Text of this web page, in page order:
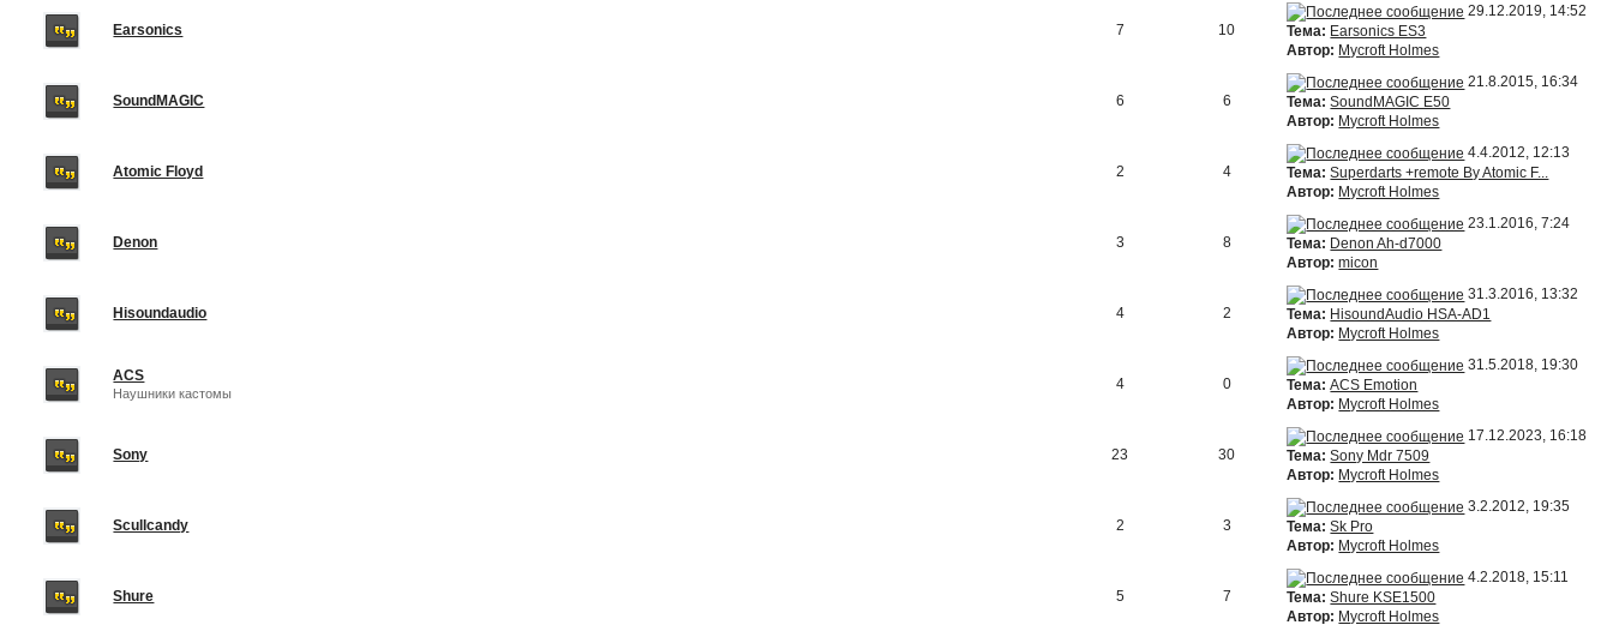
Earsonics 7 10
29.12.2019, 14:52
Тема: Earsonics ES3
Автор: Mycroft Holmes
SoundMAGIC 6 6
21.8.2015, 16:34
Тема: SoundMAGIC E50
Автор: Mycroft Holmes
Atomic Floyd 2 4
4.4.2012, 12:13
Тема: Superdarts +remote By Atomic F...
Автор: Mycroft Holmes
Denon 3 8
23.1.2016, 7:24
Тема: Denon Ah-d7000
Автор: micon
Hisoundaudio 4 2
31.3.2016, 13:32
Тема: HisoundAudio HSA-AD1
Автор: Mycroft Holmes
ACS
Наушники кастомы
4 0
31.5.2018, 19:30
Тема: ACS Emotion
Автор: Mycroft Holmes
Sony 23 30
17.12.2023, 16:18
Тема: Sony Mdr 7509
Автор: Mycroft Holmes
Scullcandy 2 3
3.2.2012, 19:35
Тема: Sk Pro
Автор: Mycroft Holmes
Shure 5 7
4.2.2018, 15:11
Тема: Shure KSE1500
Автор: Mycroft Holmes